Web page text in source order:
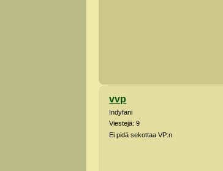
vvp
Indyfani
Viestejä: 9
Ei pidä sekottaa VP:n